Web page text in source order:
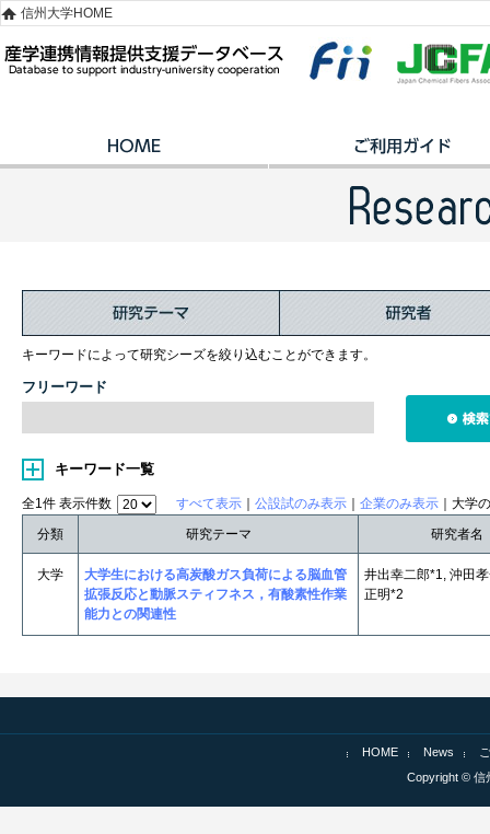
信州大学HOME
キーワードによって研究シーズを絞り込むことができます。
フリーワード
キーワード一覧
全1件 表示件数 すべて表示 公設試のみ表示 企業のみ表示 ｜大学
分類
研究テーマ 研究者名
大学
大学生における高炭酸ガス負荷による脳血管
拡張反応と動脈スティフネス，有酸素性作業
能力との関連性
井出幸二郎*1, 沖田
正明*2
HOME News
Copyright © 信